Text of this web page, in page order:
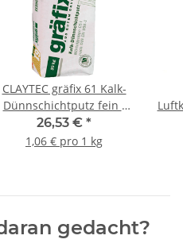
CLAYTEC gräfix 61 Kalk-
Dünnschichtputz fein -
25 kg Sack
26,53 € *
1,06 € pro 1 kg
gedacht?